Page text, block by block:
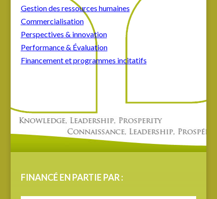
Gestion des ressources humaines
Commercialisation
Perspectives & innovation
Performance & Évaluation
Financement et programmes incitatifs
FINANCÉ EN PARTIE PAR :